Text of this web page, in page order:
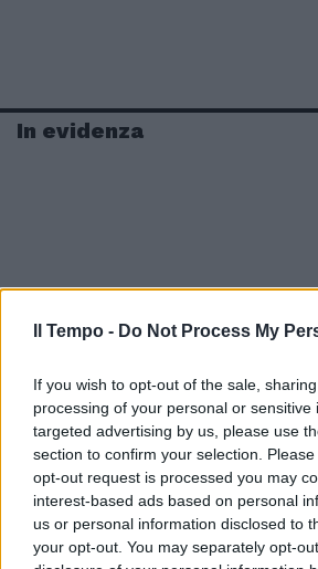
Il Tempo - Do Not Process My
If you wish to opt-out of the sale,
processing of your personal or sensitive
targeted advertising by us, please use
section to confirm your selection.
opt-out request is processed you may
interest-based ads based on personal
us or personal information disclosed to
your opt-out. You may separately opt-
In evidenza